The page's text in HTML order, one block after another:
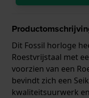
Dit Fossil horloge
Roestvrijstaal met
voorzien van een
bevindt zich een
kwaliteitsuurwerk